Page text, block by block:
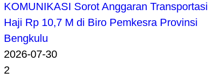
KOMUNIKASI Sorot Anggaran Transportasi
Haji Rp 10,7 M di Biro Pemkesra Provinsi
Bengkulu
2026-07-30
2